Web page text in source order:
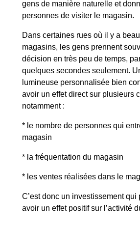
gens de manière naturelle et
personnes de visiter le magasin.
Dans certaines rues où il y a
magasins, les gens prennent
décision en très peu de temps,
quelques secondes seulement.
lumineuse personnalisée bien
avoir un effet direct sur plusieurs
notamment :
* le nombre de personnes qui
magasin
* la fréquentation du magasin
* les ventes réalisées dans le
C’est donc un investissement qui
avoir un effet positif sur l’activité